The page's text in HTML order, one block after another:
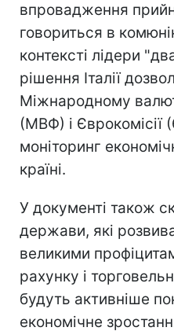
впровадження
говориться в
контексті лідери
рішення Італії
Міжнародному
(МВФ) і Єврокомісії
моніторинг
країні.
У документі також
держави, які
великими
рахунку і
будуть активніше
економічне